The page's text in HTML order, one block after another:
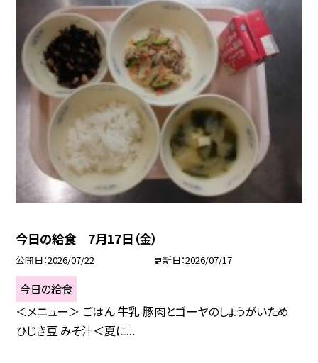
今日の給食 7月17日（金）
公開日 2026/07/22 更新日 2026/07/17
今日の給食
＜メニュー＞ ごはん 牛乳 豚肉とゴーヤのしょうがいため
ひじき豆 みそ汁＜夏に...